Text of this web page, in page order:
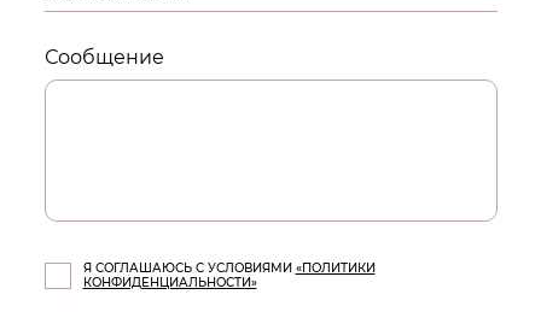
Сообщение
Я СОГЛАШАЮСЬ С УСЛОВИЯМИ «ПОЛИТИКИ
КОНФИДЕНЦИАЛЬНОСТИ»